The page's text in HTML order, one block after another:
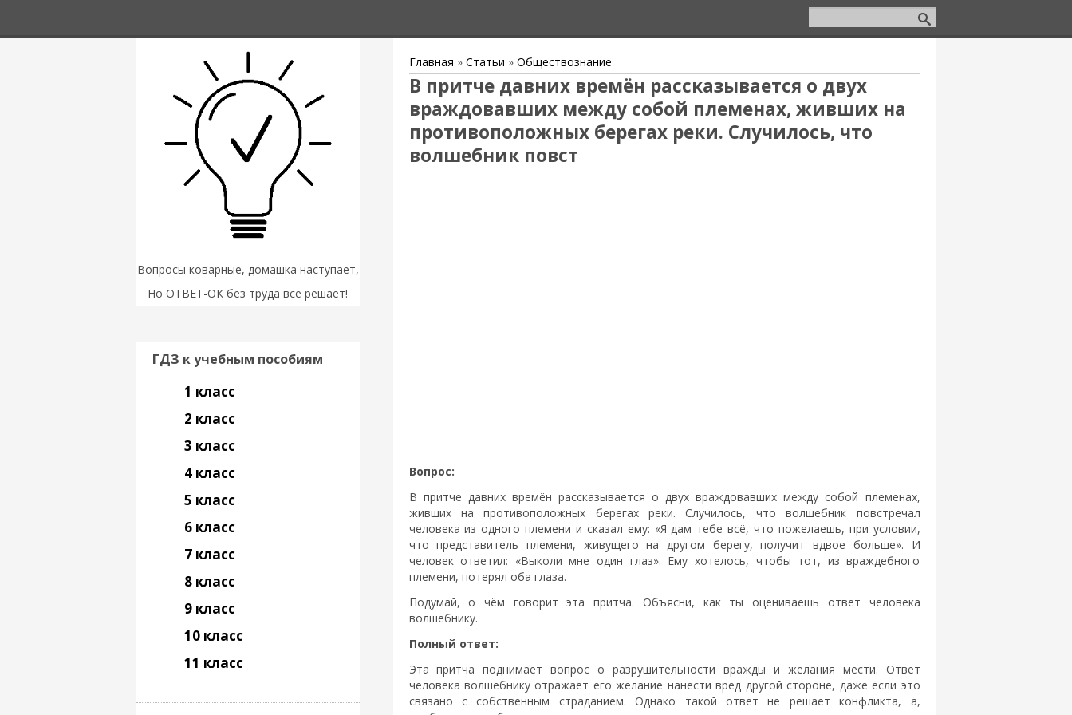
Вопросы коварные, домашка наступает,
Но ОТВЕТ-ОК без труда все решает!
Главная » Статьи » Обществознание
В притче давних времён рассказывается о двух
враждовавших между собой племенах, живших на
противоположных берегах реки. Случилось, что
волшебник повст
Вопрос:
В притче давних времён рассказывается о двух враждовавших между собой племенах,
живших на противоположных берегах реки. Случилось, что волшебник повстречал
человека из одного племени и сказал ему: «Я дам тебе всё, что пожелаешь, при условии,
что представитель племени, живущего на другом берегу, получит вдвое больше». И
человек ответил: «Выколи мне один глаз». Ему хотелось, чтобы тот, из враждебного
племени, потерял оба глаза.
Подумай, о чём говорит эта притча. Объясни, как ты оцениваешь ответ человека
волшебнику.
Полный ответ:
Эта притча поднимает вопрос о разрушительности вражды и желания мести. Ответ
человека волшебнику отражает его желание нанести вред другой стороне, даже если это
связано с собственным страданием. Однако такой ответ не решает конфликта, а,
ГДЗ к учебным пособиям
1 класс
2 класс
3 класс
4 класс
5 класс
6 класс
7 класс
8 класс
9 класс
10 класс
11 класс